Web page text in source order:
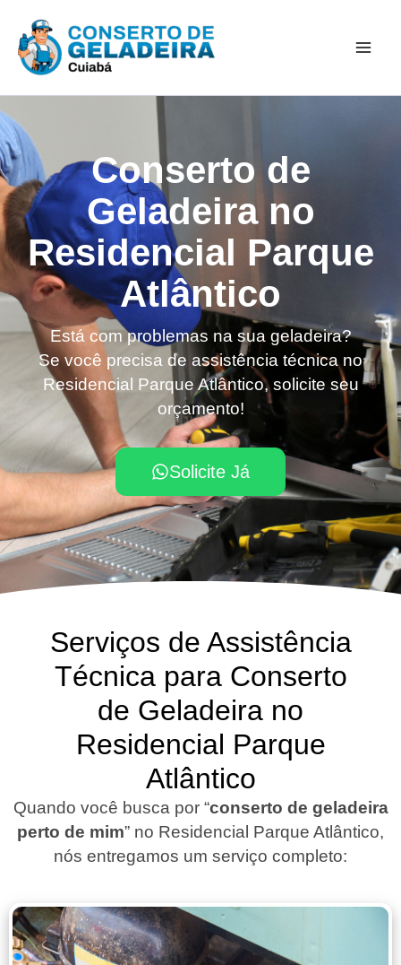
para
Conserto de
Geladeira no
Residencial Parque
Atlântico
Está com problemas na sua geladeira?
Se você precisa de assistência técnica no
Residencial Parque Atlântico, solicite seu
orçamento!
Solicite Já
Serviços de Assistência
Técnica para Conserto
de Geladeira no
Residencial Parque
Atlântico
Quando você busca por “conserto de geladeira
perto de mim” no Residencial Parque Atlântico,
nós entregamos um serviço completo: